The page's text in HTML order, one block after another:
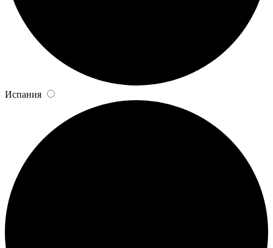
Испания